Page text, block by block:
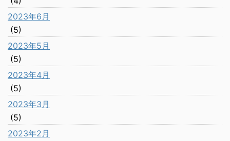
2023年6月
(5)
2023年5月
(5)
2023年4月
(5)
2023年3月
(5)
2023年2月